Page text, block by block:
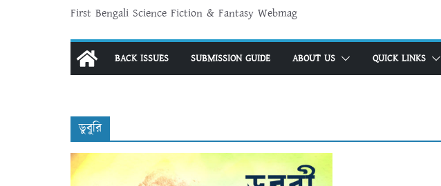
First Bengali Science Fiction & Fantasy Webmag
BACK ISSUES SUBMISSION GUIDE ABOUT US QUICK LINKS
ডুবুরি